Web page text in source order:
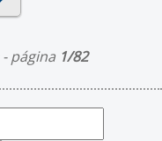
página 1/82